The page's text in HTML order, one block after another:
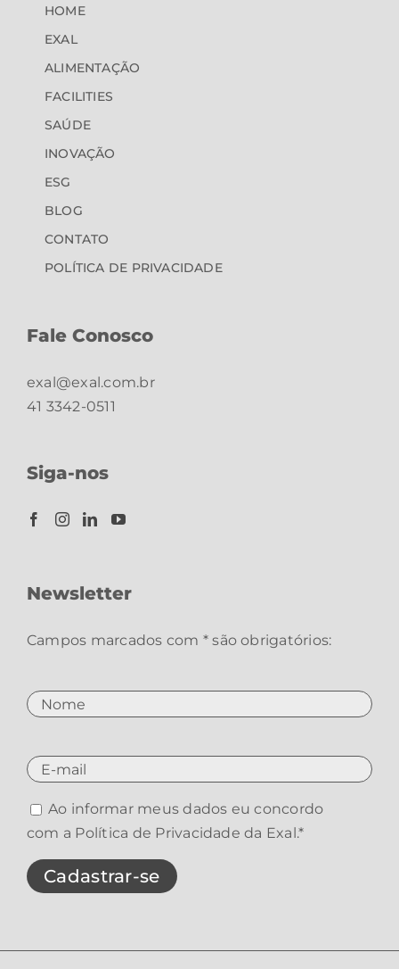
HOME
EXAL
ALIMENTAÇÃO
FACILITIES
SAÚDE
INOVAÇÃO
ESG
BLOG
CONTATO
POLÍTICA DE PRIVACIDADE
Fale Conosco
exal@exal.com.br
41 3342-0511
Siga-nos
Newsletter
Campos marcados com * são obrigatórios:
Ao informar meus dados eu concordo
com a Política de Privacidade da Exal.*